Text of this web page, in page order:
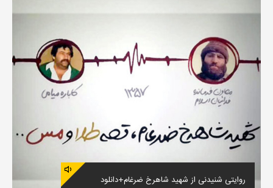
روایتی شنیدنی از شهید شاهرخ ضرغام+دانلود